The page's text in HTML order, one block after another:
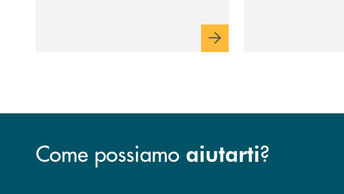
Come possiamo aiutarti?